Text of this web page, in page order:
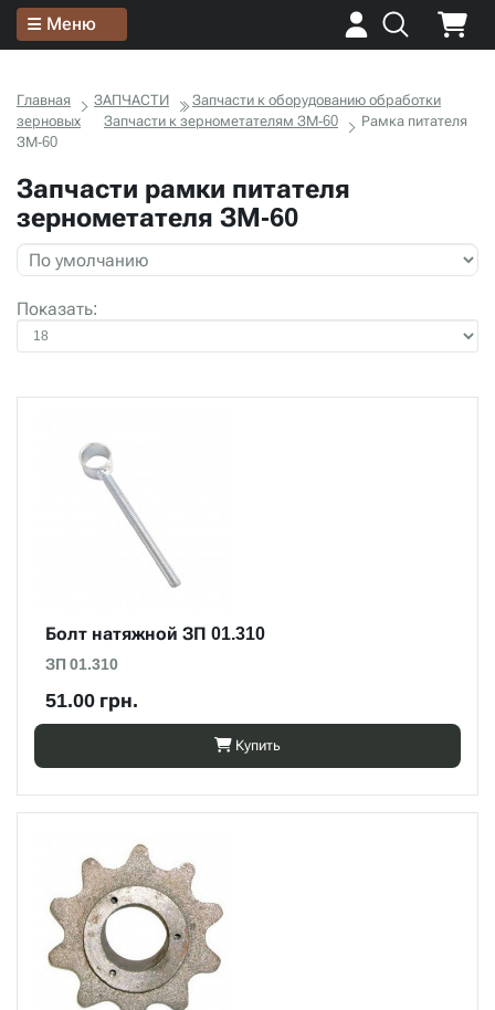
Меню
Главная ЗАПЧАСТИ
Запчасти к оборудованию обработки
зерновых
Запчасти к зернометателям ЗМ-60
Рамка питателя
ЗМ-60
Запчасти рамки питателя
зернометателя ЗМ-60
Показать:
Болт натяжной ЗП 01.310
ЗП 01.310
51.00 грн.
Купить